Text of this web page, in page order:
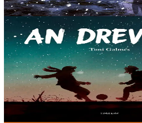
Voir
Acheter
7 ans et plus
Timilenn
La Tregua
Un album plein d'espoir et de paix avec de
Bruxelles, le 25 décembre 1914. En pleine
mondiale, un cessez-le-feu est déclaré....
En stock14,00 €
Voir